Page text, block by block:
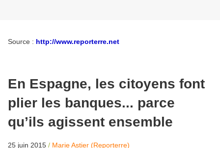
Source : http://www.reporterre.net
En Espagne, les citoyens font
plier les banques... parce
qu’ils agissent ensemble
25 juin 2015 / Marie Astier (Reporterre)